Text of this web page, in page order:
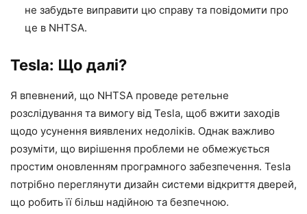
не забудьте виправити цю справу та повідомити про
це в NHTSA.
Tesla: Що далі?
Я впевнений, що NHTSA проведе ретельне
розслідування та вимогу від Tesla, щоб вжити заходів
щодо усунення виявлених недоліків. Однак важливо
розуміти, що вирішення проблеми не обмежується
простим оновленням програмного забезпечення. Tesla
потрібно переглянути дизайн системи відкриття дверей,
що робить її більш надійною та безпечною.